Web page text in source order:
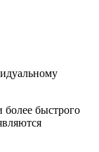
быстрого